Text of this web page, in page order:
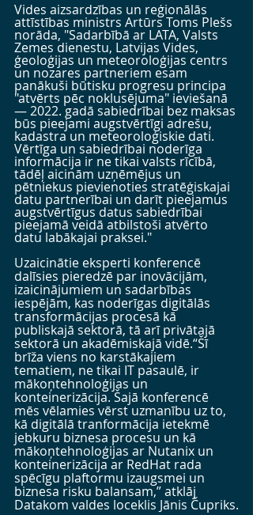
Vides aizsardzības un reģionālās
attīstības ministrs Artūrs Toms Plešs
norāda, "Sadarbībā ar LATA, Valsts
Zemes dienestu, Latvijas Vides,
ģeoloģijas un meteoroloģijas centrs
un nozares partneriem esam
panākuši būtisku progresu principa
"atvērts pēc noklusējuma" ieviešanā
— 2022. gadā sabiedrībai bez maksas
būs pieejami augstvērtīgi adrešu,
kadastra un meteoroloģiskie dati.
Vērtīga un sabiedrībai noderīga
informācija ir ne tikai valsts rīcībā,
tādēļ aicinām uzņēmējus un
pētniekus pievienoties stratēģiskajai
datu partnerībai un darīt pieejamus
augstvērtīgus datus sabiedrībai
pieejamā veidā atbilstoši atvērto
datu labākajai praksei."
Uzaicinātie eksperti konferencē
dalīsies pieredzē par inovācijām,
izaicinājumiem un sadarbības
iespējām, kas noderīgas digitālās
transformācijas procesā kā
publiskajā sektorā, tā arī privātajā
sektorā un akadēmiskajā vidē.“Šī
brīža viens no karstākajiem
tematiem, ne tikai IT pasaulē, ir
mākoņtehnoloģijas un
konteinerizācija. Šajā konferencē
mēs vēlamies vērst uzmanību uz to,
kā digitālā tranformācija ietekmē
jebkuru biznesa procesu un kā
mākoņtehnoloģijas ar Nutanix un
konteinerizācija ar RedHat rada
spēcīgu plaftormu izaugsmei un
biznesa risku balansam,” atklāj
Datakom valdes loceklis Jānis Čupriks.